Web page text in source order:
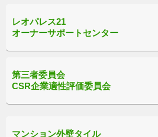
レオパレス21
オーナーサポートセンター
第三者委員会
CSR企業適性評価委員会
マンション外壁タイル